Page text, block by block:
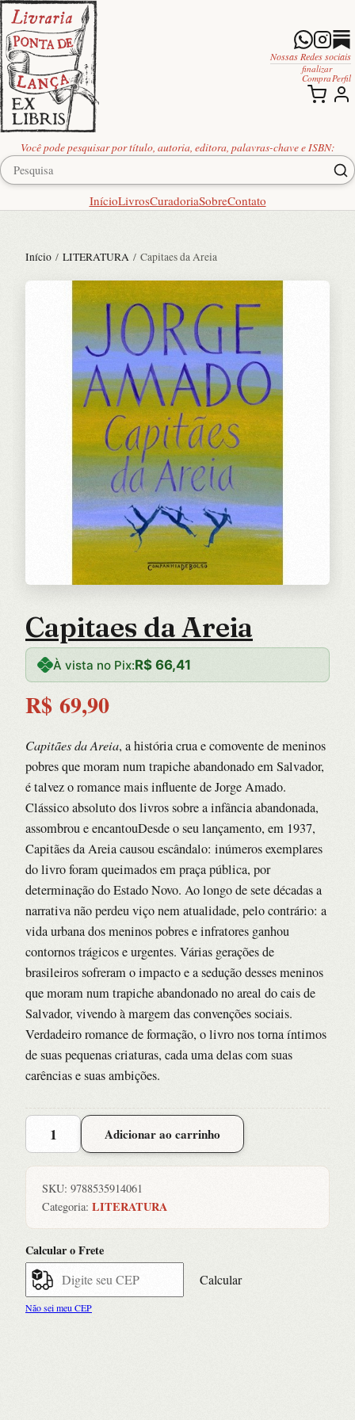
Você pode pesquisar por título, autoria, editora, palavras-chave e ISBN:
InícioLivrosCuradoriaSobreContato
Nossas Redes sociais
finalizar
Compra Perfil
Início / LITERATURA / Capitaes da Areia
Capitaes da Areia
À vista no Pix:R$ 66,41
R$ 69,90
Capitães da Areia, a história crua e comovente de meninos
pobres que moram num trapiche abandonado em Salvador,
é talvez o romance mais influente de Jorge Amado.
Clássico absoluto dos livros sobre a infância abandonada,
assombrou e encantouDesde o seu lançamento, em 1937,
Capitães da Areia causou escândalo: inúmeros exemplares
do livro foram queimados em praça pública, por
determinação do Estado Novo. Ao longo de sete décadas a
narrativa não perdeu viço nem atualidade, pelo contrário: a
vida urbana dos meninos pobres e infratores ganhou
contornos trágicos e urgentes. Várias gerações de
brasileiros sofreram o impacto e a sedução desses meninos
que moram num trapiche abandonado no areal do cais de
Salvador, vivendo à margem das convenções sociais.
Verdadeiro romance de formação, o livro nos torna íntimos
de suas pequenas criaturas, cada uma delas com suas
carências e suas ambições.
Capitaes
Adicionar ao carrinho
SKU: 9788535914061
Categoria: LITERATURA
Calcular o Frete
Calcular
Não sei meu CEP